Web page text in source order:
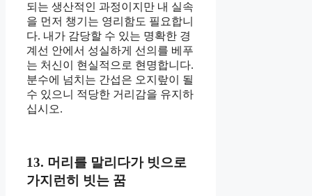
되는 생산적인 과정이지만 내 실속
을 먼저 챙기는 영리함도 필요합니
다. 내가 감당할 수 있는 명확한 경
계선 안에서 성실하게 선의를 베푸
는 처신이 현실적으로 현명합니다.
분수에 넘치는 간섭은 오지랖이 될
수 있으니 적당한 거리감을 유지하
십시오.
13. 머리를 말리다가 빗으로
가지런히 빗는 꿈